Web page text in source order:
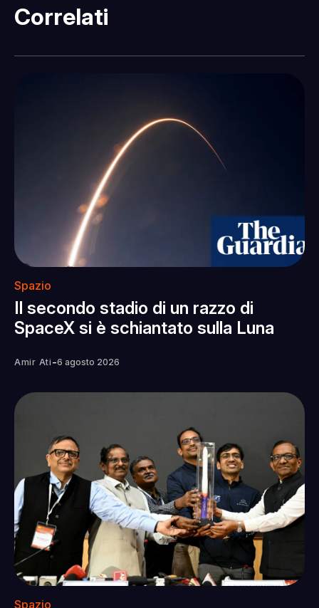
Correlati
Spazio
Il secondo stadio di un razzo di
SpaceX si è schiantato sulla Luna
Amir Ati -6 agosto 2026
Spazio